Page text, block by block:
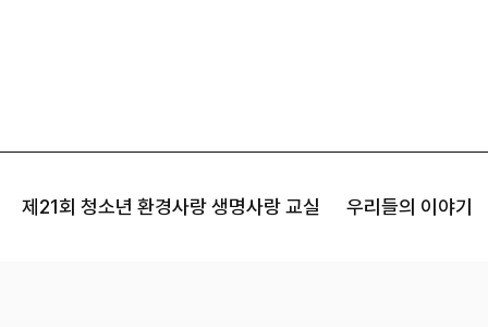
제21회 청소년 환경사랑 생명사랑 교실 우리들의 이야기